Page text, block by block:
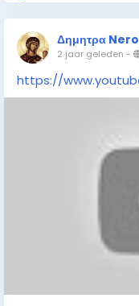
Δημητρα
2 jaar geleden -
https://